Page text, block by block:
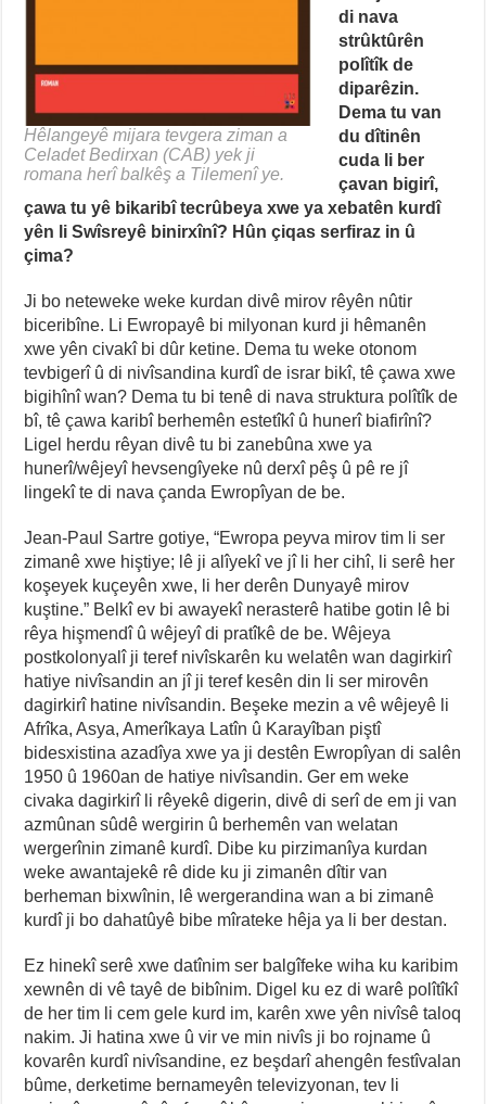
Hêlangeyê mijara tevgera ziman a
Celadet Bedirxan (CAB) yek ji
romana herî balkêş a Tilemenî ye.
di nava
strûktûrên
polîtîk de
diparêzin.
Dema tu van
du dîtinên
cuda li ber
çavan bigirî,
çawa tu yê bikaribî tecrûbeya xwe ya xebatên kurdî
yên li Swîsreyê binirxînî? Hûn çiqas serfiraz in û
çima?
Ji bo neteweke weke kurdan divê mirov rêyên nûtir
biceribîne. Li Ewropayê bi milyonan kurd ji hêmanên
xwe yên civakî bi dûr ketine. Dema tu weke otonom
tevbigerî û di nivîsandina kurdî de israr bikî, tê çawa xwe
bigihînî wan? Dema tu bi tenê di nava struktura polîtîk de
bî, tê çawa karibî berhemên estetîkî û hunerî biafirînî?
Ligel herdu rêyan divê tu bi zanebûna xwe ya
hunerî/wêjeyî hevsengîyeke nû derxî pêş û pê re jî
lingekî te di nava çanda Ewropîyan de be.
Jean-Paul Sartre gotiye, “Ewropa peyva mirov tim li ser
zimanê xwe hiştiye; lê ji alîyekî ve jî li her cihî, li serê her
koşeyek kuçeyên xwe, li her derên Dunyayê mirov
kuştine.” Belkî ev bi awayekî nerasterê hatibe gotin lê bi
rêya hişmendî û wêjeyî di pratîkê de be. Wêjeya
postkolonyalî ji teref nivîskarên ku welatên wan dagirkirî
hatiye nivîsandin an jî ji teref kesên din li ser mirovên
dagirkirî hatine nivîsandin. Beşeke mezin a vê wêjeyê li
Afrîka, Asya, Amerîkaya Latîn û Karayîban piştî
bidesxistina azadîya xwe ya ji destên Ewropîyan di salên
1950 û 1960an de hatiye nivîsandin. Ger em weke
civaka dagirkirî li rêyekê digerin, divê di serî de em ji van
azmûnan sûdê wergirin û berhemên van welatan
wergerînin zimanê kurdî. Dibe ku pirzimanîya kurdan
weke awantajekê rê dide ku ji zimanên dîtir van
berheman bixwînin, lê wergerandina wan a bi zimanê
kurdî ji bo dahatûyê bibe mîrateke hêja ya li ber destan.
Ez hinekî serê xwe datînim ser balgîfeke wiha ku karibim
xewnên di vê tayê de bibînim. Digel ku ez di warê polîtîkî
de her tim li cem gele kurd im, karên xwe yên nivîsê taloq
nakim. Ji hatina xwe û vir ve min nivîs ji bo rojname û
kovarên kurdî nivîsandine, ez beşdarî ahengên festîvalan
bûme, derketime bernameyên televizyonan, tev li